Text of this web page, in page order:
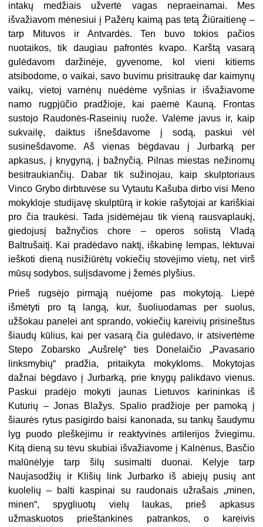
intakų medžiais užvertė vagas nepraeinamai. Mes
išvažiavom mėnesiui į Pažėrų kaimą pas tetą Žiūraitienę –
tarp Mituvos ir Antvardės. Ten buvo tokios pačios
nuotaikos, tik daugiau pafrontės kvapo. Karštą vasarą
gulėdavom daržinėje, gyvenome, kol vieni kitiems
atsibodome, o vaikai, savo buvimu prisitraukę dar kaimynų
vaikų, vietoj varnėnų nuėdėme vyšnias ir išvažiavome
namo rugpjūčio pradžioje, kai paėmė Kauną. Frontas
sustojo Raudonės-Raseinių ruože. Valėme javus ir, kaip
sukvailę, daiktus išnešdavome į sodą, paskui vėl
susinešdavome. Aš vienas bėgdavau į Jurbarką per
apkasus, į knygyną, į bažnyčią. Pilnas miestas nežinomų
besitraukiančių. Dabar tik sužinojau, kaip skulptoriaus
Vinco Grybo dirbtuvėse su Vytautu Kašuba dirbo visi Meno
mokykloje studijavę skulptūrą ir kokie rašytojai ar kariškiai
pro čia traukėsi. Tada įsidėmėjau tik vieną rausvaplaukį,
giedojusį bažnyčios chore – operos solistą Vladą
Baltrušaitį. Kai pradėdavo naktį, iškabinę lempas, lėktuvai
ieškoti dieną nusižiūrėtų vokiečių stovėjimo vietų, net virš
mūsų sodybos, sulįsdavome į žemės plyšius.
Prieš rugsėjo pirmąją nuėjome pas mokytoją. Liepė
išmėtyti pro tą langą, kur, šuoliuodamas per suolus,
užšokau panelei ant sprando, vokiečių kareivių prisineštus
šiaudų kūlius, kai per vasarą čia gulėdavo, ir atsivertėme
Stepo Zobarsko „Aušrelę“ ties Donelaičio „Pavasario
linksmybių“ pradžia, pritaikyta mokykloms. Mokytojas
dažnai bėgdavo į Jurbarką, prie knygų palikdavo vienus.
Paskui pradėjo mokyti jaunas Lietuvos karininkas iš
Kuturių – Jonas Blažys. Spalio pradžioje per pamoką į
šiaurės rytus pasigirdo baisi kanonada, su tankų šaudymu
lyg puodo pleškėjimu ir reaktyvinės artilerijos žviegimu.
Kitą dieną su tėvu skubiai išvažiavome į Kalnėnus, Basčio
malūnėlyje tarp šilų susimalti duonai. Kelyje tarp
Naujasodžių ir Klišių link Jurbarko iš abiejų pusių ant
kuolelių – balti kaspinai su raudonais užrašais „minen,
minen“, spygliuotų vielų laukas, prieš apkasus
užmaskuotos prieštankinės patrankos, o kareivis